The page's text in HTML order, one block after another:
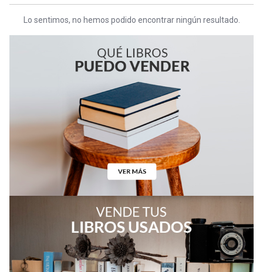
Lo sentimos, no hemos podido encontrar ningún resultado.